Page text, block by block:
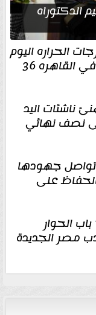
الدكتوراه
الحراره اليوم
السبت... العظمى في القاهره 36
ناشئات اليد
نصف نهائي
تواصل جهودها
على
الحوار
مصر الجديدة